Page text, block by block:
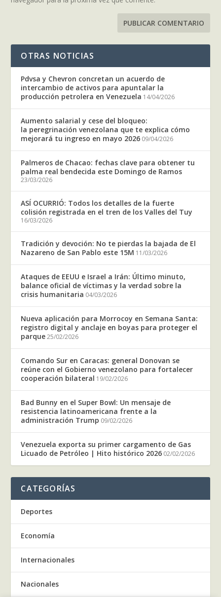
OTRAS NOTICIAS
Pdvsa y Chevron concretan un acuerdo de
intercambio de activos para apuntalar la
producción petrolera en Venezuela 14/04/2026
Aumento salarial y cese del bloqueo:
la peregrinación venezolana que te explica cómo
mejorará tu ingreso en mayo 2026 09/04/2026
Palmeros de Chacao: fechas clave para obtener tu
palma real bendecida este Domingo de Ramos
23/03/2026
ASÍ OCURRIÓ: Todos los detalles de la fuerte
colisión registrada en el tren de los Valles del Tuy
16/03/2026
Tradición y devoción: No te pierdas la bajada de El
Nazareno de San Pablo este 15M 11/03/2026
Ataques de EEUU e Israel a Irán: Último minuto,
balance oficial de víctimas y la verdad sobre la
crisis humanitaria 04/03/2026
Nueva aplicación para Morrocoy en Semana Santa:
registro digital y anclaje en boyas para proteger el
parque 25/02/2026
Comando Sur en Caracas: general Donovan se
reúne con el Gobierno venezolano para fortalecer
cooperación bilateral 19/02/2026
Bad Bunny en el Super Bowl: Un mensaje de
resistencia latinoamericana frente a la
administración Trump 09/02/2026
Venezuela exporta su primer cargamento de Gas
Licuado de Petróleo | Hito histórico 2026 02/02/2026
CATEGORÍAS
Deportes
Economía
Internacionales
Nacionales